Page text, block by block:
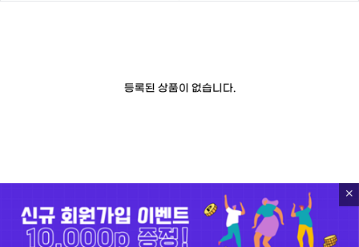
등록된 상품이 없습니다.